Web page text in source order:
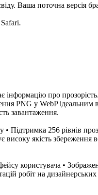
Ваша поточна
про
PNG у WebP
завантаження.
256 рівнів
якість
користувача •
робіт на